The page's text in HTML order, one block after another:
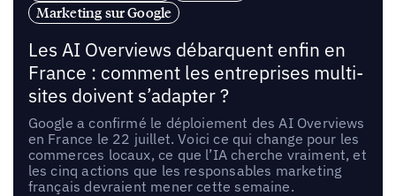
Marketing sur Google
Les AI Overviews débarquent enfin en
France : comment les entreprises multi-
sites doivent s’adapter ?
Google a confirmé le déploiement des AI Overviews
en France le 22 juillet. Voici ce qui change pour les
commerces locaux, ce que l’IA cherche vraiment, et
les cinq actions que les responsables marketing
français devraient mener cette semaine.